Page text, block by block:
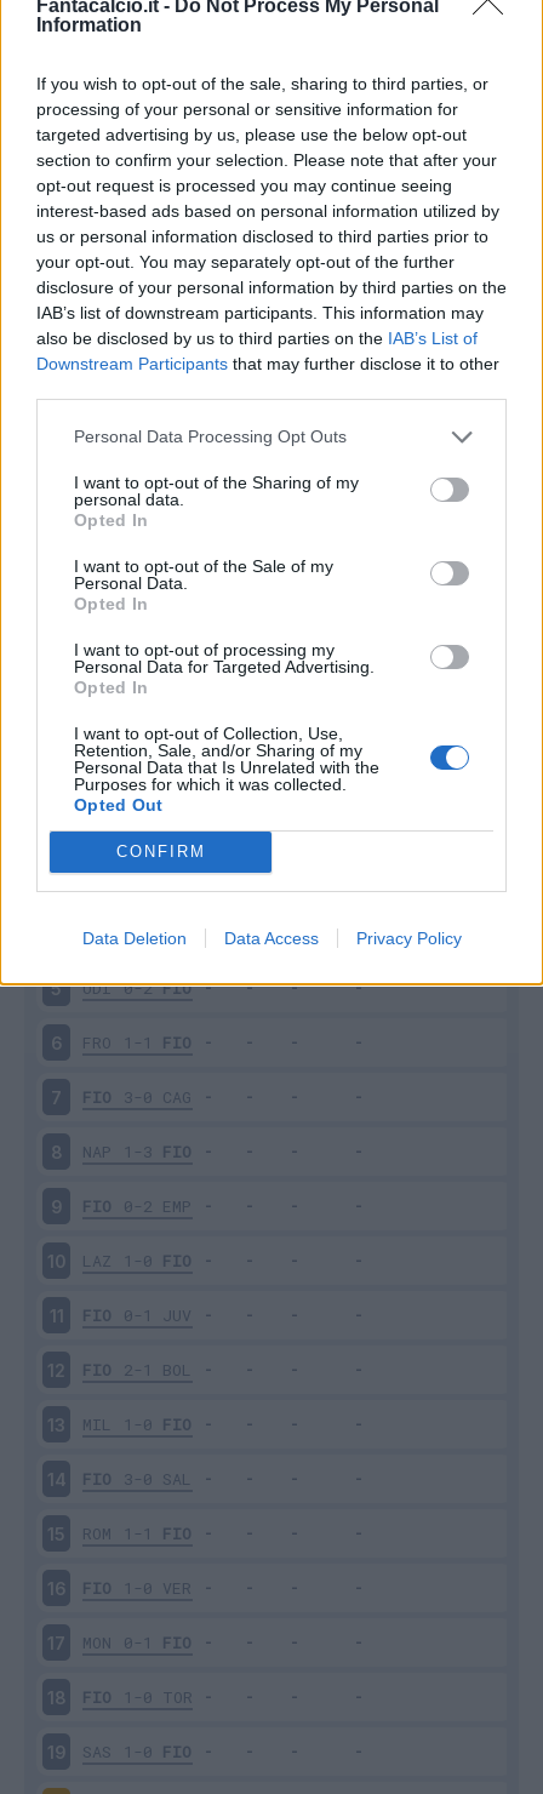
Fantacalcio.it - Do Not Process My Personal
Information
If you wish to opt-out of the sale, sharing to third parties, or
processing of your personal or sensitive information for
targeted advertising by us, please use the below opt-out
section to confirm your selection. Please note that after your
opt-out request is processed you may continue seeing
interest-based ads based on personal information utilized by
us or personal information disclosed to third parties prior to
your opt-out. You may separately opt-out of the further
disclosure of your personal information by third parties on the
IAB’s list of downstream participants. This information may
also be disclosed by us to third parties on the IAB’s List of
Downstream Participants that may further disclose it to other
Personal Data Processing Opt Outs
I want to opt-out of the Sharing of my
personal data.
Opted In
I want to opt-out of the Sale of my
Personal Data.
Opted In
I want to opt-out of processing my
Personal Data for Targeted Advertising.
Opted In
I want to opt-out of Collection, Use,
Retention, Sale, and/or Sharing of my
Personal Data that Is Unrelated with the
Purposes for which it was collected.
Opted Out
CONFIRM
Data Deletion Data Access Privacy Policy
Classic Mantra
Riepilogo stagione
Titolare 11 - 28%
Entrato 1 - 2%
Squalificato 0 - 0%
Infortunato 0 - 0%
Inutilizzato 26 - 68
Scarica riepilogo
stagionale
Scarica
Giornata VotoFV Entrato
GEN 1-4 FIO
3 INT 4-0 FIO
FIO 3-2 ATA
5 UDI 0-2 FIO
6 FRO 1-1 FIO
7 FIO 3-0 CAG
8 NAP 1-3 FIO
9 FIO 0-2 EMP
10 LAZ 1-0 FIO
11 FIO 0-1 JUV
12 FIO 2-1 BOL
13 MIL 1-0 FIO
14 FIO 3-0 SAL
15 ROM 1-1 FIO
16 FIO 1-0 VER
17 MON 0-1 FIO
18 FIO 1-0 TOR
19 SAS 1-0 FIO